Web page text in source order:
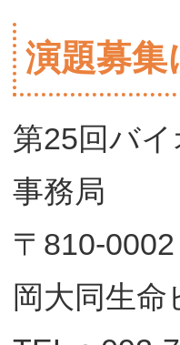
演題募集
第25回バ
事務局
〒810-
岡大同生命